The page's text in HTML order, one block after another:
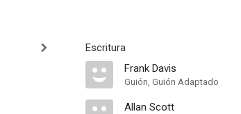
Escritura
Frank Davis
Guión, Guión Adaptado
Allan Scott